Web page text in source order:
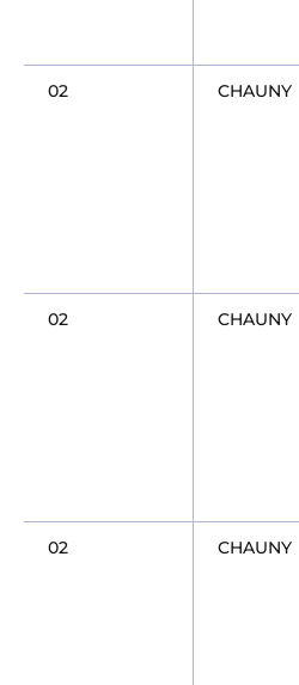
02 CHAUNY
02 CHAUNY
02 CHAUNY